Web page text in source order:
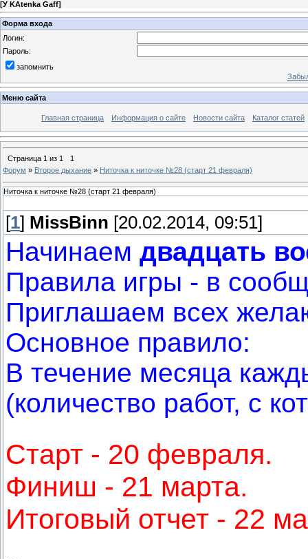
[У KAtenka Gaff]
Форма входа
Логин:
Пароль:
запомнить
Меню сайта
Главная страница Информация о сайте Новости сайта Каталог статей
Страница 1 из 1
1
Форум » Второе дыхание » Ниточка к ниточке №28 (старт 21 февраля)
Ниточка к ниточке №28 (старт 21 февраля)
[1] MissBinn [20.02.2014, 09:51]
Начинаем двадцать
Правила игры - в
Приглашаем всех
Основное правило:
В течение месяца
(количество работ, с
Старт - 20 февраля.
Финиш - 21 марта.
Итоговый отчет - 22